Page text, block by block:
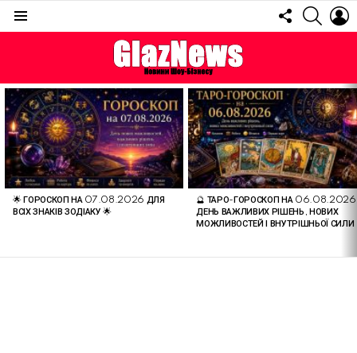
FOLLOW
US
ОСТАННІ
СТАТТІ
🌟 ГОРОСКОП НА 07.08.2026 ДЛЯ
ВСІХ ЗНАКІВ ЗОДІАКУ 🌟
🔮 ТАРО-ГОРОСКОП НА
ДЕНЬ ВАЖЛИВИХ РІШЕНЬ, НОВИХ
МОЖЛИВОСТЕЙ І ВНУТРІШНЬОЇ СИЛИ